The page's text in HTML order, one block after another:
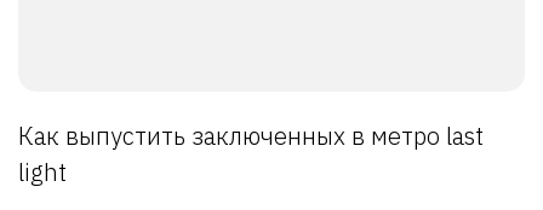
Как выпустить заключенных в метро last
light